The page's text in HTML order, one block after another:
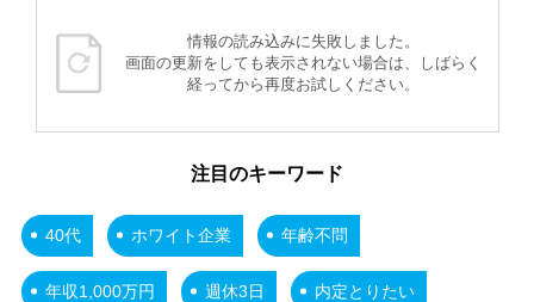
情報の読み込みに失敗しました。
画面の更新をしても表示されない場合は、しばらく
経ってから再度お試しください。
注目のキーワード
40代 ホワイト企業 年齢不問
年収1,000万円 週休3日 内定とりたい